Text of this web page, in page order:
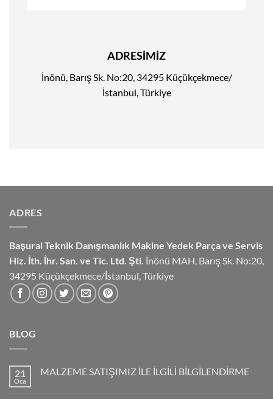
ADRESİMİZ
İnönü, Barış Sk. No:20, 34295 Küçükçekmece/
İstanbul, Türkiye
ADRES
Başural Teknik Danışmanlık Makine Yedek Parça ve Servis
Hiz. İth. İhr. San. ve Tic. Ltd. Şti. İnönü MAH, Barış Sk. No:20,
34295 Küçükçekmece/İstanbul, Türkiye
BLOG
21
Oca
MALZEME SATIŞIMIZ İLE İLGİLİ BİLGİLENDİRME